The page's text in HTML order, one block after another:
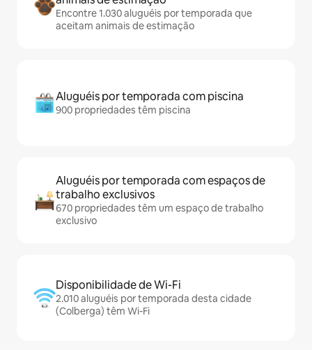
Encontre 1.030 aluguéis por temporada que
aceitam animais de estimação
Aluguéis por temporada com piscina
900 propriedades têm piscina
Aluguéis por temporada com espaços de
trabalho exclusivos
670 propriedades têm um espaço de trabalho
exclusivo
Disponibilidade de Wi-Fi
2.010 aluguéis por temporada desta cidade
(Colberga) têm Wi-Fi